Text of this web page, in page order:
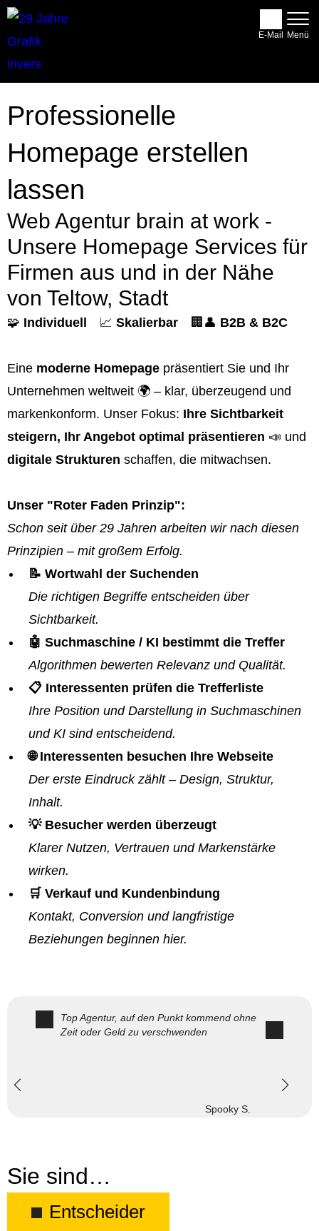
Professionelle
Homepage erstellen
lassen
Web Agentur brain at work -
Unsere Homepage Services für
Firmen aus und in der Nähe
von Teltow, Stadt
🧩 Individuell 📈 Skalierbar 🏢👤 B2B & B2C
Eine moderne Homepage präsentiert Sie und Ihr
Unternehmen weltweit 🌍 – klar, überzeugend und
markenkonform. Unser Fokus: Ihre Sichtbarkeit
steigern, Ihr Angebot optimal präsentieren 📣 und
digitale Strukturen schaffen, die mitwachsen.
Unser "Roter Faden Prinzip":
Schon seit über 29 Jahren arbeiten wir nach diesen
Prinzipien – mit großem Erfolg.
📝 Wortwahl der Suchenden
Die richtigen Begriffe entscheiden über
Sichtbarkeit.
🤖 Suchmaschine / KI bestimmt die Treffer
Algorithmen bewerten Relevanz und Qualität.
📋 Interessenten prüfen die Trefferliste
Ihre Position und Darstellung in Suchmaschinen
und KI sind entscheidend.
🌐 Interessenten besuchen Ihre Webseite
Der erste Eindruck zählt – Design, Struktur,
Inhalt.
💡 Besucher werden überzeugt
Klarer Nutzen, Vertrauen und Markenstärke
wirken.
🛒 Verkauf und Kundenbindung
Kontakt, Conversion und langfristige
Beziehungen beginnen hier.
Top Agentur, auf den Punkt kommend ohne
Zeit oder Geld zu verschwenden
Spooky S.
Sie sind…
Entscheider